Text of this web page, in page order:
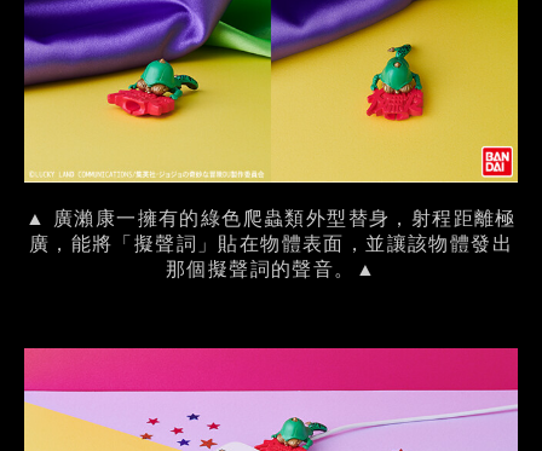
▲ 廣瀨康一擁有的綠色爬蟲類外型替身，射程距離極
廣，能將「擬聲詞」貼在物體表面，並讓該物體發出
那個擬聲詞的聲音。▲